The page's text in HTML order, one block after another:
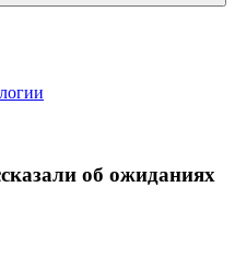
об ожиданиях